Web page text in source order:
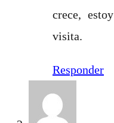
crece,
visita.
Responder